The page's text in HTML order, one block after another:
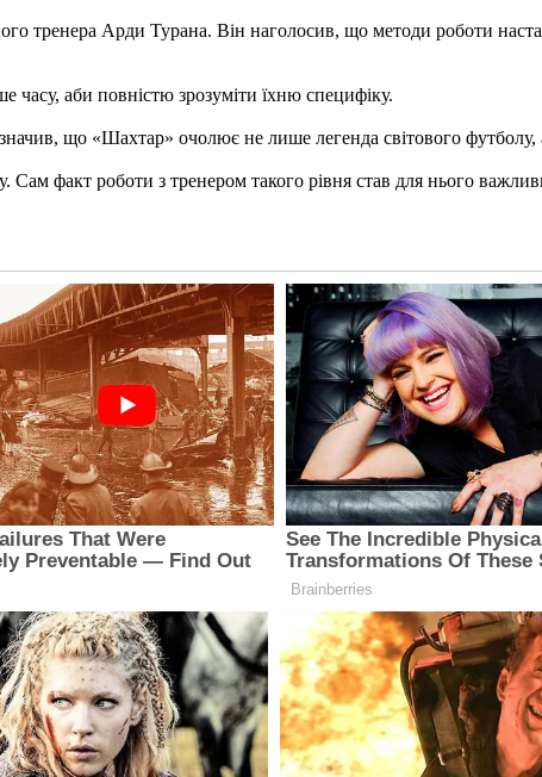
тренера Арди Турана. Він наголосив, що методи роботи
часу, аби повністю зрозуміти їхню специфіку.
що «Шахтар» очолює не лише легенда світового
Сам факт роботи з тренером такого рівня став для нього